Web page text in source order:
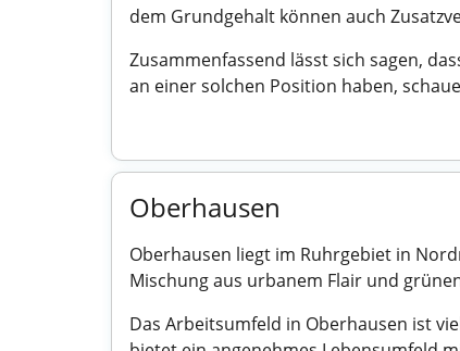
dem Grundgehalt können auch
Zusammenfassend lässt sich sagen,
an einer solchen Position haben,
Oberhausen
Oberhausen liegt im Ruhrgebiet in
Mischung aus urbanem Flair und
Das Arbeitsumfeld in Oberhausen ist